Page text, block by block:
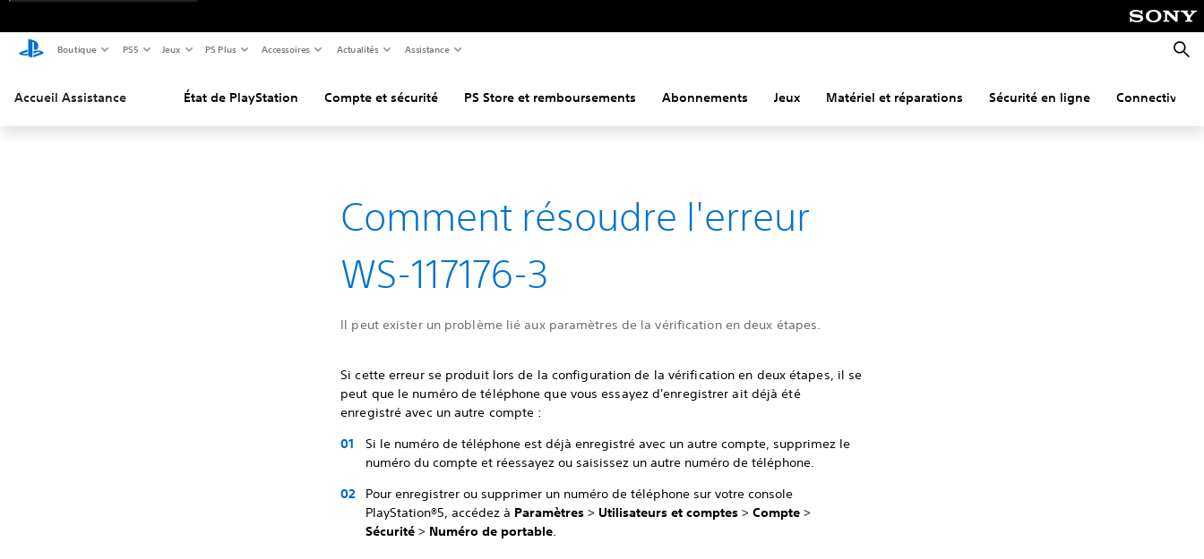
Boutique PS5 Jeux PS Plus Accessoires Actualités Assistance
Accueil Assistance État de PlayStation Compte et sécurité PS Store et remboursements Abonnements Jeux Matériel et réparations Sécurité en ligne Connectivité
Comment résoudre l'erreur
WS-117176-3
Il peut exister un problème lié aux paramètres de la vérification en deux étapes.
Si cette erreur se produit lors de la configuration de la vérification en deux étapes, il se
peut que le numéro de téléphone que vous essayez d'enregistrer ait déjà été
enregistré avec un autre compte :
Si le numéro de téléphone est déjà enregistré avec un autre compte, supprimez le
numéro du compte et réessayez ou saisissez un autre numéro de téléphone.
Pour enregistrer ou supprimer un numéro de téléphone sur votre console
PlayStation®5, accédez à Paramètres > Utilisateurs et comptes >Compte >
Sécurité > Numéro de portable.